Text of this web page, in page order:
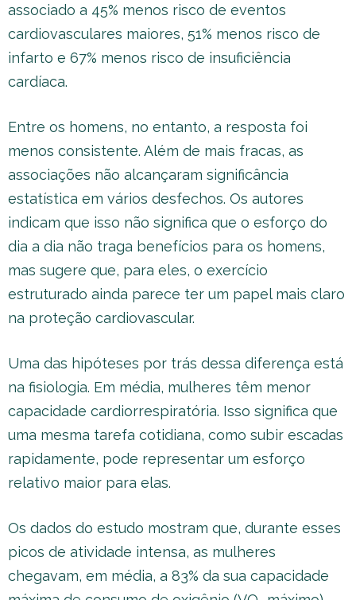
associado a 45% menos risco de eventos
cardiovasculares maiores, 51% menos risco de
infarto e 67% menos risco de insuficiência
cardíaca.
Entre os homens, no entanto, a resposta foi
menos consistente. Além de mais fracas, as
associações não alcançaram significância
estatística em vários desfechos. Os autores
indicam que isso não significa que o esforço do
dia a dia não traga benefícios para os homens,
mas sugere que, para eles, o exercício
estruturado ainda parece ter um papel mais claro
na proteção cardiovascular.
Uma das hipóteses por trás dessa diferença está
na fisiologia. Em média, mulheres têm menor
capacidade cardiorrespiratória. Isso significa que
uma mesma tarefa cotidiana, como subir escadas
rapidamente, pode representar um esforço
relativo maior para elas.
Os dados do estudo mostram que, durante esses
picos de atividade intensa, as mulheres
chegavam, em média, a 83% da sua capacidade